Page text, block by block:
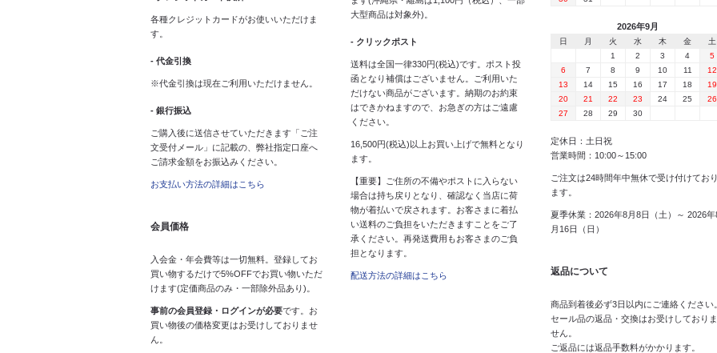
各種クレジットカードがお使いいただけま
す。
- 代金引換
※代金引換は現在ご利用いただけません。
- 銀行振込
ご購入後に送信させていただきます「ご注
文受付メール」に記載の、弊社指定口座へ
ご請求金額をお振込みください。
お支払い方法の詳細はこちら
会員価格
入会金・年会費等は一切無料。登録してお
買い物するだけで5%OFFでお買い物いただ
けます(定価商品のみ・一部除外品あり)。
事前の会員登録・ログインが必要です。お
買い物後の価格変更はお受けしておりませ
ん。
大型商品は対象外)。
- クリックポスト
送料は全国一律330円(税込)です。ポスト投
函となり補償はございません。ご利用いた
だけない商品がございます。納期のお約束
はできかねますので、お急ぎの方はご遠慮
ください。
16,500円(税込)以上お買い上げで無料となり
ます。
【重要】ご住所の不備やポストに入らない
場合は持ち戻りとなり、確認なく当店に荷
物が着払いで戻されます。お客さまに着払
い送料のご負担をいただきますことをご了
承ください。再発送費用もお客さまのご負
担となります。
配送方法の詳細はこちら
2026年9月
日 月 火 水 木 金
土
1
2 3 4
5
6
7 8 9 10 11
12
13
14 15 16 17 18
19
20
21 22 23 24 25
26
27
28 29 30
定休日：土日祝
営業時間：10:00～15:00
ご注文は24時間年中無休で受け付けており
ます。
夏季休業：2026年8月8日（土）～ 2026年
月16日（日）
返品について
商品到着後必ず3日以内にご連絡ください。
セール品の返品・交換はお受けしておりま
せん。
ご返品には返品手数料がかかります。